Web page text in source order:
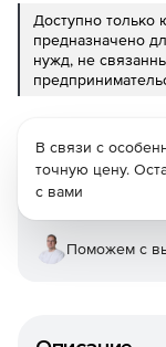
Доступно
предназначено
нужд, не
В связи с
точную цену.
с вами
Поможем с